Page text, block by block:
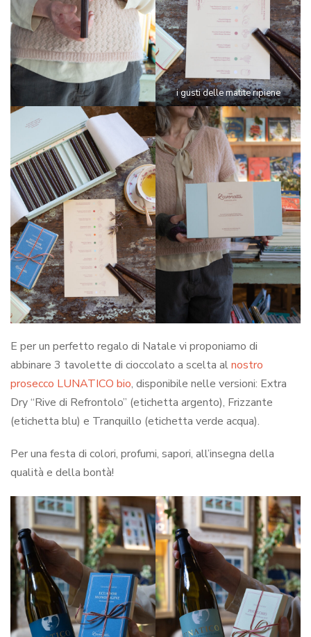
i gusti delle matite ripiene
E per un perfetto regalo di Natale vi proponiamo di
abbinare 3 tavolette di cioccolato a scelta alnostro
prosecco LUNATICO bio, disponibile nelle versioni: Extra
Dry “Rive di Refrontolo” (etichetta argento), Frizzante
(etichetta blu) e Tranquillo (etichetta verde acqua).
Per una festa di colori, profumi, sapori, all’insegna della
qualità e della bontà!